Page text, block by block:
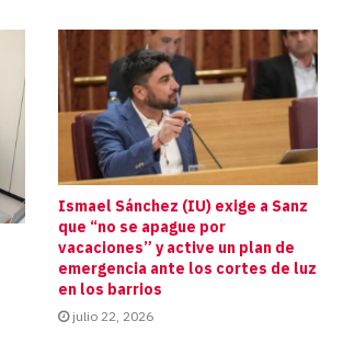
Ismael Sánchez (IU) exige a Sanz
que “no se apague por
vacaciones” y active un plan de
emergencia ante los cortes de luz
en los barrios
julio 22, 2026